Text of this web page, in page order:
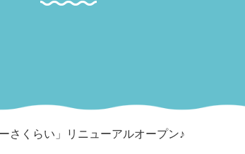
さくらい」リニューアルオープン♪